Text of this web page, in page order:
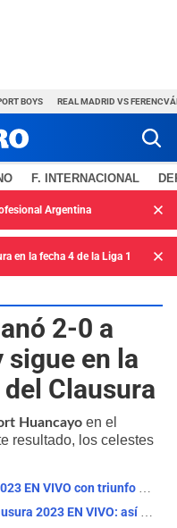
BOYS REAL MADRID VS
F. INTERNACIONAL
Argentina
en la fecha 4 de la Liga 1
2-0 a
sigue en la
Clausura
Huancayo en el
resultado, los celestes
Tabla de posiciones del Clausura 2023 EN VIVO con triunfo momentáneo de Sporting Cristal
Tabla de posiciones del Torneo Clausura 2023 EN VIVO: así va previo al partido de Cristal